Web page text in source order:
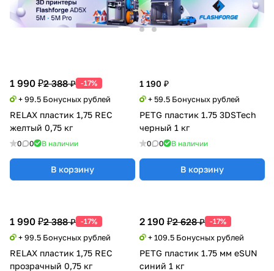
1 990 ₽2 388 ₽ -17%
+ 99.5 Бонусных рублей
RELAX пластик 1,75 REC
желтый 0,75 кг
0 0 В наличии
В корзину
1 190 ₽
+ 59.5 Бонусных рублей
PETG пластик 1.75 3DSTech
черный 1 кг
0 0 В наличии
В корзину
1 990 ₽2 388 ₽ -17%
+ 99.5 Бонусных рублей
RELAX пластик 1,75 REC
прозрачный 0,75 кг
2 190 ₽2 628 ₽ -17%
+ 109.5 Бонусных рублей
PETG пластик 1.75 мм eSUN
синий 1 кг